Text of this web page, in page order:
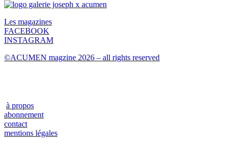
Les magazines
FACEBOOK
INSTAGRAM
©ACUMEN magzine 2026 – all rights reserved
à propos
abonnement
contact
mentions légales